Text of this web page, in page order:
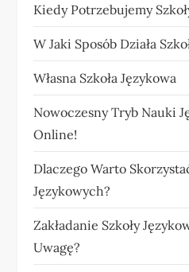
Kiedy Potrzebujemy
W Jaki Sposób Działa
Własna Szkoła Językowa
Nowoczesny Tryb Nauki
Online!
Dlaczego Warto
Językowych?
Zakładanie Szkoły
Uwagę?